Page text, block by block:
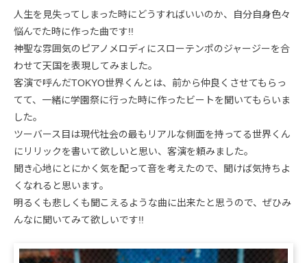
人生を見失ってしまった時にどうすればいいのか、自分自身色々
悩んでた時に作った曲です!!
神聖な雰囲気のピアノメロディにスローテンポのジャージーを合
わせて天国を表現してみました。
客演で呼んだTOKYO世界くんとは、前から仲良くさせてもらっ
てて、一緒に学園祭に行った時に作ったビートを聞いてもらいま
した。
ツーバース目は現代社会の最もリアルな側面を持ってる世界くん
にリリックを書いて欲しいと思い、客演を頼みました。
聞き心地にとにかく気を配って音を考えたので、聞けば気持ちよ
くなれると思います。
明るくも悲しくも聞こえるような曲に出来たと思うので、ぜひみ
んなに聞いてみて欲しいです!!